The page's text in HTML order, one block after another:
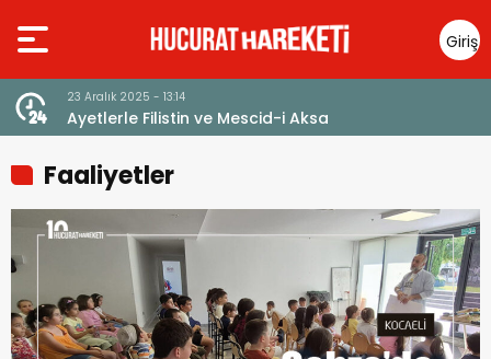
Giriş
Yap
23 Aralık 2025 - 13:14
Ayetlerle Filistin ve Mescid-i Aksa
Faaliyetler